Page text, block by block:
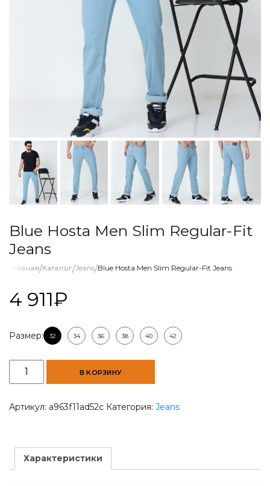
Blue Hosta Men Slim Regular-Fit
Jeans
Главная/Каталог/Jeans/Blue Hosta Men Slim Regular-Fit Jeans
4 911₽
Размер: 32 34 36 38 40 42
Количество
товара
Hosta
Jeans
В КОРЗИНУ
Артикул: a963f11ad52c Категория: Jeans
Характеристики